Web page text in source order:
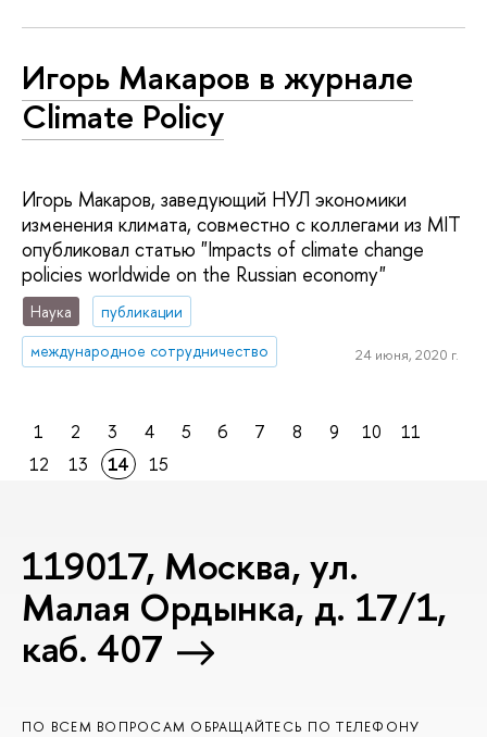
Игорь Макаров в журнале
Climate Policy
Игорь Макаров, заведующий НУЛ экономики
изменения климата, совместно с коллегами из MIT
опубликовал статью "Impacts of climate change
policies worldwide on the Russian economy"
Наука
публикации
международное сотрудничество
24 июня, 2020 г.
1 2 3 4 5 6 7 8 9 10
11
12
13 14 15
119017, Москва, ул.
Малая Ордынка, д. 17/1,
каб. 407
ПО ВСЕМ ВОПРОСАМ ОБРАЩАЙТЕСЬ ПО ТЕЛЕФОНУ